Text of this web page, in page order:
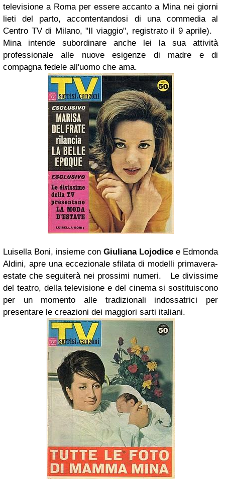
televisione a Roma per essere accanto a Mina nei giorni
lieti del parto, accontentandosi di una commedia al
Centro TV di Milano, "Il viaggio", registrato il 9 aprile).
Mina intende subordinare anche lei la sua attività
professionale alle nuove esigenze di madre e di
compagna fedele all'uomo che ama.
Luisella Boni, insieme con Giuliana Lojodice e Edmonda
Aldini, apre una eccezionale sfilata di modelli primavera-
estate che seguiterà nei prossimi numeri. Le divissime
del teatro, della televisione e del cinema si sostituiscono
per un momento alle tradizionali indossatrici per
presentare le creazioni dei maggiori sarti italiani.